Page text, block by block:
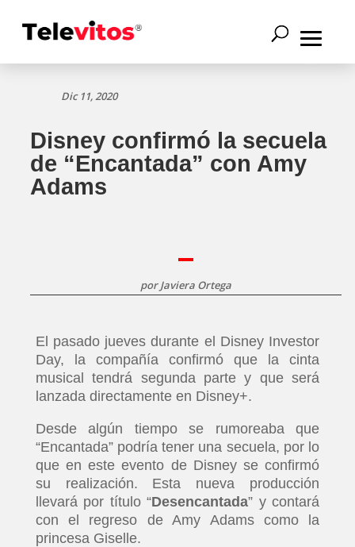
Dic 11, 2020
Disney confirmó la secuela
de “Encantada” con Amy
Adams
porJaviera Ortega
El pasado jueves durante el Disney Investor
Day, la compañía confirmó que la cinta
musical tendrá segunda parte y que será
lanzada directamente en Disney+.
Desde algún tiempo se rumoreaba que
“Encantada” podría tener una secuela, por lo
que en este evento de Disney se confirmó
su realización. Esta nueva producción
llevará por título “Desencantada” y contará
con el regreso de Amy Adams como la
princesa Giselle.